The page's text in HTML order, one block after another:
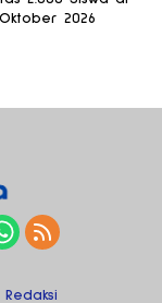
2026
Redaksi